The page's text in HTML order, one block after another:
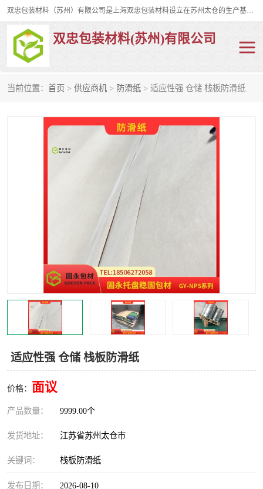
双忠包装材料（苏州）有限公司是上海双忠包装材料设立在苏州太仓的生产基地，占地约2万平米，产品主要有打孔缠绕膜，拉伸蜂窝纸，集装箱充气袋，滑托板，打包带，裹包网兜，防滑纸等箱体和托盘的运输和保护性包材。固永包材®，GooYon Pack®，是我们保护性包装材料的专属品牌。
双忠包装材料(苏州)有限公司
当前位置： 首页 > 供应商机 > 防滑纸 > 适应性强 仓储 栈板防滑纸
适应性强 仓储 栈板防滑纸
价格： 面议
产品数量： 9999.00个
发货地址： 江苏省苏州太仓市
关键词： 栈板防滑纸
发布日期： 2026-08-10
裹包网兜 纤维打包带
缠绕膜